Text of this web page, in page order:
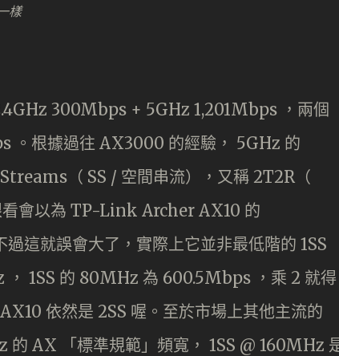
樣
300Mbps + 5GHz 1,201Mbps ，兩個
。根據過往 AX3000 的經驗， 5GHz 的
（ SS / 空間串流），又稱 2T2R（
會以為 TP-Link Archer AX10 的
這就誤會大了，實際上它並非最低階的 1SS
， 1SS 的 80MHz 為 600.5Mbps ，乘 2 就得
依然是 2SS 喔。至於市場上其他主流的
AX 「標準規範」頻寬， 1SS @ 160MHz